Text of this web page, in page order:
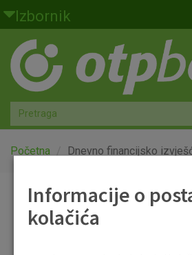
Skoči na glavni sadržaj
Izbornik
Građani
Privatno bankarstvo
Agro
Mala poduzeća i obrtnici
Globalna tržišta
Početna Dnevno financijsko
Dnevno
Informacije o
kolačića